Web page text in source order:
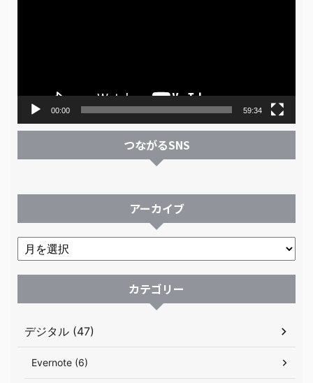
00:00 59:34
つながるSNS
アーカイブ
カテゴリー
デジタル (47)
Evernote (6)